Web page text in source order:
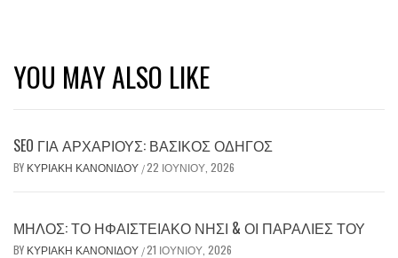
YOU MAY ALSO LIKE
SEO ΓΙΑ ΑΡΧΆΡΙΟΥΣ: ΒΑΣΙΚΌΣ ΟΔΗΓΌΣ
BY ΚΥΡΙΑΚΉ ΚΑΝΟΝΊΔΟΥ /22 ΙΟΥΝΊΟΥ, 2026
ΜΉΛΟΣ: ΤΟ ΗΦΑΙΣΤΕΙΑΚΌ ΝΗΣΊ & ΟΙ ΠΑΡΑΛΊΕΣ ΤΟΥ
BY ΚΥΡΙΑΚΉ ΚΑΝΟΝΊΔΟΥ /21 ΙΟΥΝΊΟΥ, 2026